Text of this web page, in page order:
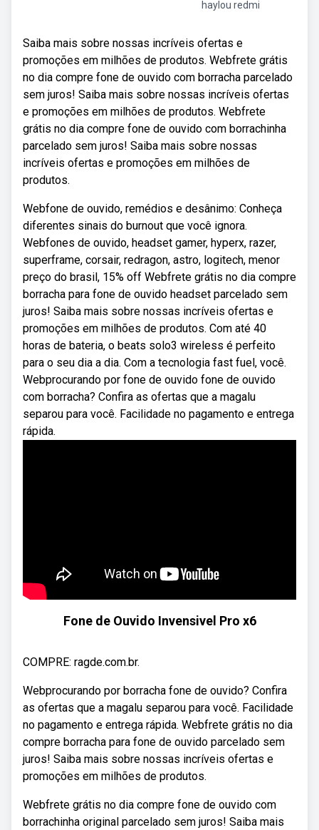
haylou redmi
Saiba mais sobre nossas incríveis ofertas e
promoções em milhões de produtos. Webfrete grátis
no dia compre fone de ouvido com borracha parcelado
sem juros! Saiba mais sobre nossas incríveis ofertas
e promoções em milhões de produtos. Webfrete
grátis no dia compre fone de ouvido com borrachinha
parcelado sem juros! Saiba mais sobre nossas
incríveis ofertas e promoções em milhões de
produtos.
Webfone de ouvido, remédios e desânimo: Conheça
diferentes sinais do burnout que você ignora.
Webfones de ouvido, headset gamer, hyperx, razer,
superframe, corsair, redragon, astro, logitech, menor
preço do brasil, 15% off Webfrete grátis no dia compre
borracha para fone de ouvido headset parcelado sem
juros! Saiba mais sobre nossas incríveis ofertas e
promoções em milhões de produtos. Com até 40
horas de bateria, o beats solo3 wireless é perfeito
para o seu dia a dia. Com a tecnologia fast fuel, você.
Webprocurando por fone de ouvido fone de ouvido
com borracha? Confira as ofertas que a magalu
separou para você. Facilidade no pagamento e entrega
rápida.
Fone de Ouvido Invensivel Pro x6
COMPRE: ragde.com.br.
Webprocurando por borracha fone de ouvido? Confira
as ofertas que a magalu separou para você. Facilidade
no pagamento e entrega rápida. Webfrete grátis no dia
compre borracha para fone de ouvido parcelado sem
juros! Saiba mais sobre nossas incríveis ofertas e
promoções em milhões de produtos.
Webfrete grátis no dia compre fone de ouvido com
borrachinha original parcelado sem juros! Saiba mais